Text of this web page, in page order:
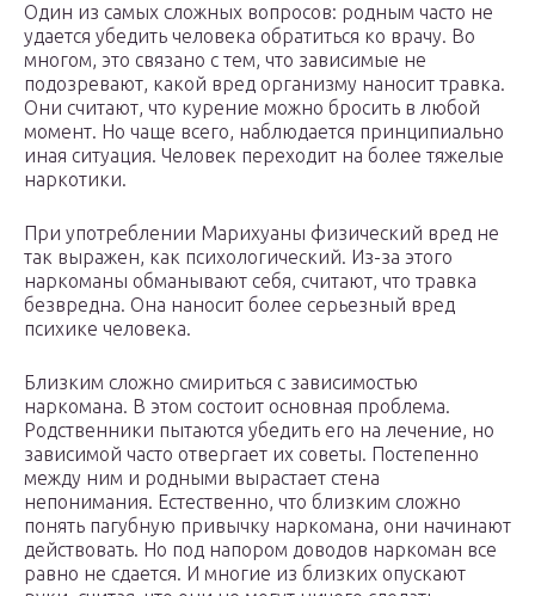
Один из самых сложных вопросов: родным часто не
удается убедить человека обратиться ко врачу. Во
многом, это связано с тем, что зависимые не
подозревают, какой вред организму наносит травка.
Они считают, что курение можно бросить в любой
момент. Но чаще всего, наблюдается принципиально
иная ситуация. Человек переходит на более тяжелые
наркотики.
При употреблении Марихуаны физический вред не
так выражен, как психологический. Из-за этого
наркоманы обманывают себя, считают, что травка
безвредна. Она наносит более серьезный вред
психике человека.
Близким сложно смириться с зависимостью
наркомана. В этом состоит основная проблема.
Родственники пытаются убедить его на лечение, но
зависимой часто отвергает их советы. Постепенно
между ним и родными вырастает стена
непонимания. Естественно, что близким сложно
понять пагубную привычку наркомана, они начинают
действовать. Но под напором доводов наркоман все
равно не сдается. И многие из близких опускают